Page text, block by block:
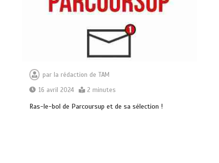
par la rédaction de TAM
16 avril 2024
2 minutes
Rаѕ-lе-bоl dе Раrсоurѕuр еt dе ѕа ѕélесtіоn !